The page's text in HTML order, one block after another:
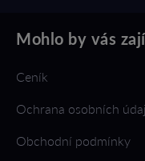
Mohlo by vás
Ceník
Ochrana osobních
Obchodní podmínky